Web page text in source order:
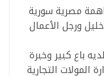
مصرية سورية
ورجل الأعمال
باع كبير وخبرة
عام ٢٠٠٤ في إدارة المولات التجارية